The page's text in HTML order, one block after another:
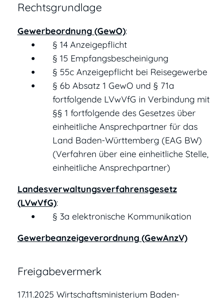
Rechtsgrundlage
Gewerbeordnung (GewO):
§ 14 Anzeigepflicht
§ 15 Empfangsbescheinigung
§ 55c Anzeigepflicht bei Reisegewerbe
§ 6b Absatz 1 GewO und § 71a
fortfolgende LVwVfG in Verbindung mit
§§ 1 fortfolgende des Gesetzes über
einheitliche Ansprechpartner für das
Land Baden-Württemberg (EAG BW)
(Verfahren über eine einheitliche Stelle,
einheitliche Ansprechpartner)
Landesverwaltungsverfahrensgesetz
(LVwVfG):
§ 3a elektronische Kommunikation
Gewerbeanzeigeverordnung (GewAnzV)
Freigabevermerk
17.11.2025 Wirtschaftsministerium Baden-